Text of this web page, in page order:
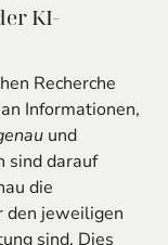
KI-
Recherche
Informationen,
und
sind darauf
die
den jeweiligen
sind. Dies